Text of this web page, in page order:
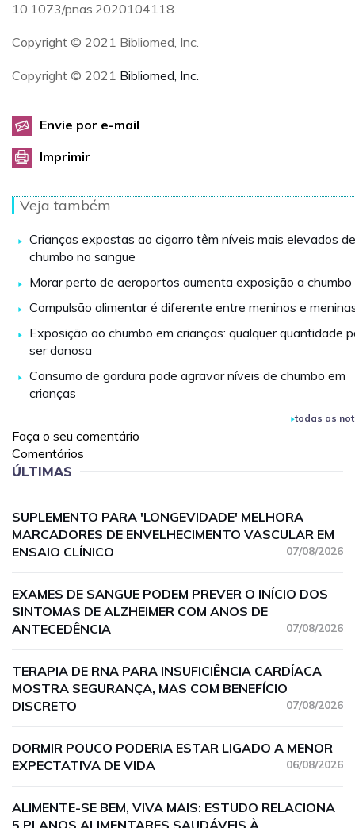
10.1073/pnas.2020104118.
Copyright © 2021 Bibliomed, Inc.
Copyright © 2021 Bibliomed, Inc.
Envie por e-mail
Imprimir
Veja também
Crianças expostas ao cigarro têm níveis mais elevados de
chumbo no sangue
Morar perto de aeroportos aumenta exposição a chumbo
Compulsão alimentar é diferente entre meninos e
Exposição ao chumbo em crianças: qualquer quantidade
ser danosa
Consumo de gordura pode agravar níveis de chumbo em
crianças
todas as
Faça o seu comentário
Comentários
ÚLTIMAS
SUPLEMENTO PARA 'LONGEVIDADE' MELHORA
MARCADORES DE ENVELHECIMENTO VASCULAR EM
ENSAIO CLÍNICO
07/08/2026
EXAMES DE SANGUE PODEM PREVER O INÍCIO DOS
SINTOMAS DE ALZHEIMER COM ANOS DE
ANTECEDÊNCIA
07/08/2026
TERAPIA DE RNA PARA INSUFICIÊNCIA CARDÍACA
MOSTRA SEGURANÇA, MAS COM BENEFÍCIO
DISCRETO
07/08/2026
DORMIR POUCO PODERIA ESTAR LIGADO A MENOR
EXPECTATIVA DE VIDA
06/08/2026
ALIMENTE-SE BEM, VIVA MAIS: ESTUDO RELACIONA
5 PLANOS ALIMENTARES SAUDÁVEIS À